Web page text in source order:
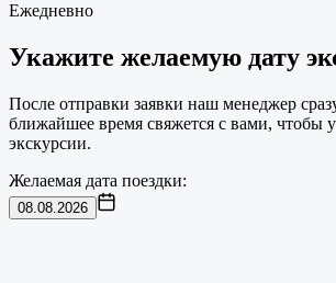
Ежедневно
Укажите желаемую дату
После отправки заявки наш менеджер
ближайшее время свяжется с вами, чтобы
экскурсии.
Желаемая дата поездки:
08.08.2026